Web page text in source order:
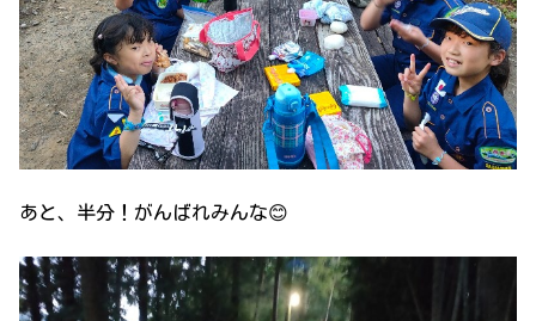
あと、半分！がんばれみんな😊